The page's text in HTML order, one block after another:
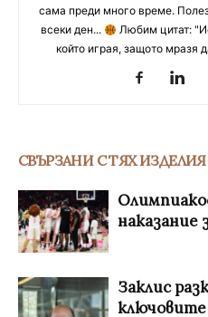
сама преди много време.
всеки ден...
Любим цитат:
който играя, защото мразя
СВЪРЗАНИ С ТЯХ ИЗДЕЛИЯ
наказание
Заклис